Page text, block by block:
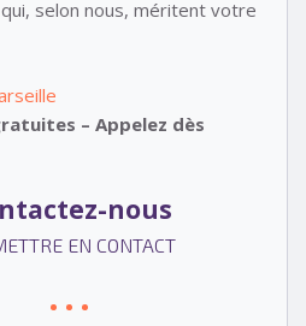
selon nous, méritent votre
– Appelez dès
nous
EN CONTACT